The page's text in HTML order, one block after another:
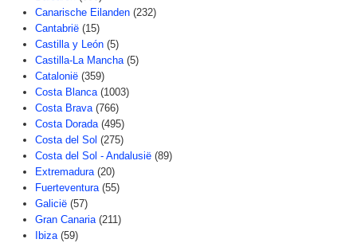
Canarische Eilanden (232)
Cantabrië (15)
Castilla y León (5)
Castilla-La Mancha (5)
Catalonië (359)
Costa Blanca (1003)
Costa Brava (766)
Costa Dorada (495)
Costa del Sol (275)
Costa del Sol - Andalusië (89)
Extremadura (20)
Fuerteventura (55)
Galicië (57)
Gran Canaria (211)
Ibiza (59)